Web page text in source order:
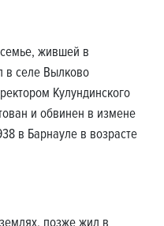
жившей в
в селе Вылково
Кулундинского
и обвинен в измене
в Барнауле в возрасте